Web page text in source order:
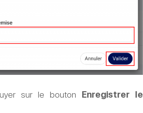
sur le bouton Enregistrer le